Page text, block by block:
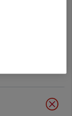
membros do
da categoria